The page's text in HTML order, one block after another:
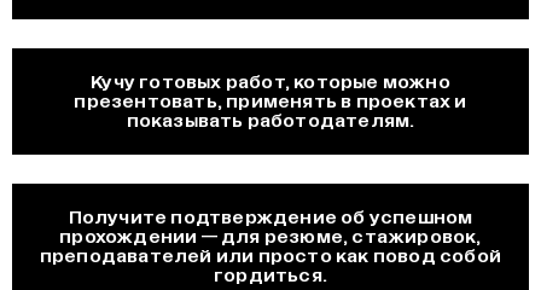
Кучу готовых работ, которые можно
презентовать, применять в проектах и
показывать работодателям.
Получите подтверждение об успешном
прохождении — для резюме, стажировок,
преподавателей или просто как повод собой
гордиться.